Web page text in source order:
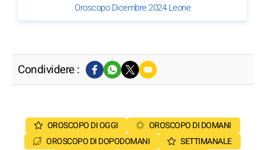
Oroscopo Dicembre 2024 Leone
Condividere :
OROSCOPO DI OGGI
OROSCOPO DI DOMANI
OROSCOPO DI DOPODOMANI
SETTIMANALE